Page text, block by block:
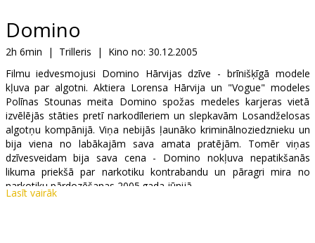
B2B
Kino
Klubs
Domino
2h 6min | Trilleris | Kino no: 30.12.2005
Filmu iedvesmojusi Domino Hārvijas dzīve - brīnišķīgā modele
kļuva par algotni. Aktiera Lorensa Hārvija un "Vogue" modeles
Polīnas Stounas meita Domino spožas medeles karjeras vietā
izvēlējās stāties pretī narkodīleriem un slepkavām Losandželosas
algotņu kompānijā. Viņa nebijās ļaunāko kriminālnoziedznieku un
bija viena no labākajām sava amata pratējām. Tomēr viņas
dzīvesveidam bija sava cena - Domino nokļuva nepatikšanās
likuma priekšā par narkotiku kontrabandu un pāragri mira no
narkotiku pārdozēšanas 2005.gada jūnijā.
Lasīt vairāk